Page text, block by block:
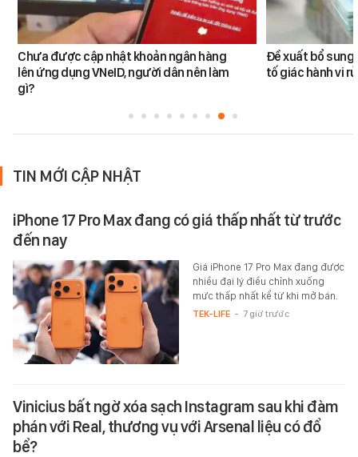
Chưa được cập nhật khoản ngân hàng
lên ứng dụng VNeID, người dân nên làm
gì?
Đề xuất bổ
tố giác hành vi
TIN MỚI CẬP NHẬT
iPhone 17 Pro Max đang có giá thấp nhất từ trước
đến nay
Giá iPhone 17 Pro Max đang được
nhiều đại lý điều chỉnh xuống
mức thấp nhất kể từ khi mở bán.
TEK-LIFE - 7 giờ trước
Vinicius bất ngờ xóa sạch Instagram sau khi đàm
phán với Real, thương vụ với Arsenal liệu có đổ
bể?